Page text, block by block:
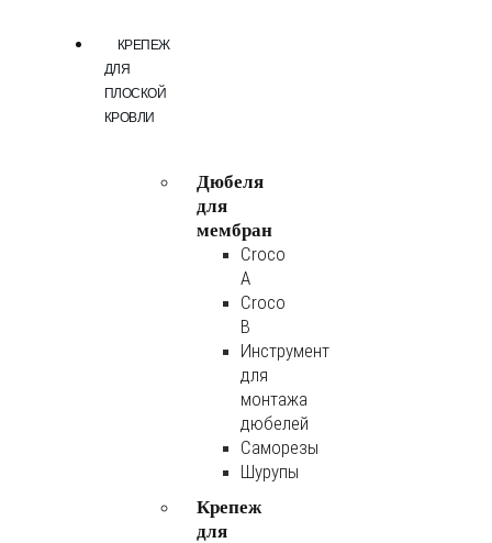
КРЕПЕЖ
ДЛЯ
ПЛОСКОЙ
КРОВЛИ
Дюбеля
для
мембран
Croco
A
Croco
B
Инструмент
для
монтажа
дюбелей
Саморезы
Шурупы
Крепеж
для